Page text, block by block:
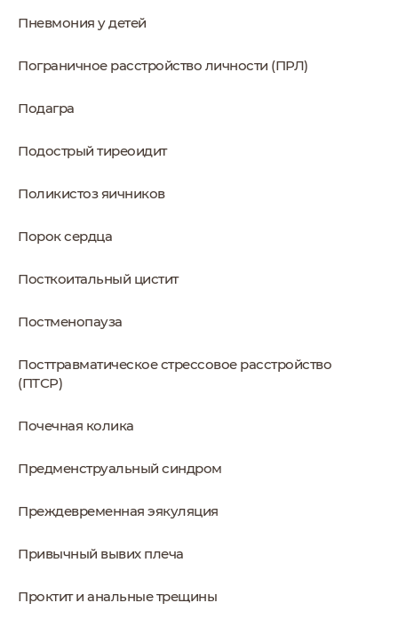
Пневмония у детей
Пограничное расстройство личности (ПРЛ)
Подагра
Подострый тиреоидит
Поликистоз яичников
Порок сердца
Посткоитальный цистит
Постменопауза
Посттравматическое стрессовое расстройство
(ПТСР)
Почечная колика
Предменструальный синдром
Преждевременная эякуляция
Привычный вывих плеча
Проктит и анальные трещины